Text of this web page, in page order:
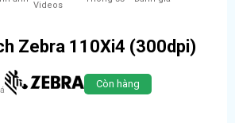
Videos
Zebra 110Xi4 (300dpi)
Còn hàng